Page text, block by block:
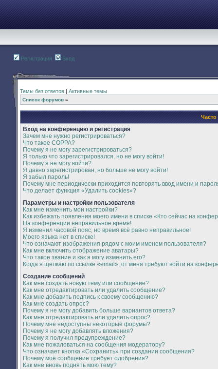
Регистрация Вход
Темы без ответов | Активные темы
Список форумов »
Вход на конференцию и регистрация
Зачем мне нужно регистрироваться?
Что такое COPPA?
Почему я не могу зарегистрироваться?
Я только что зарегистрировался, но не могу войти!
Почему я не могу войти?
Я давно зарегистрирован, но больше не могу войти!
Я забыл пароль!
Почему мне периодически приходится повторять ввод имени и
Что делает функция «Удалить cookies»?
Параметры и настройки пользователя
Как мне изменить мои настройки?
Как избежать появления моего имени в списке «Кто сейчас на
На конференции неправильное время!
Я изменил часовой пояс, но время всё равно неправильное!
Моего языка нет в списке!
Что означают изображения рядом с моим именем пользователя?
Как мне включить отображение аватары?
Что такое звание и как я могу изменить его?
Когда я щёлкаю по ссылке «email», от меня требуют войти на
Создание сообщений
Как мне создать новую тему или сообщение?
Как мне отредактировать или удалить сообщение?
Как мне добавить подпись к своему сообщению?
Как мне создать опрос?
Почему я не могу добавить больше вариантов ответа?
Как мне отредактировать или удалить опрос?
Почему мне недоступны некоторые форумы?
Почему я не могу добавлять вложения?
Почему я получил предупреждение?
Как мне пожаловаться на сообщения модератору?
Что означает кнопка «Сохранить» при создании сообщения?
Почему моё сообщение требует одобрения?
Как мне вновь поднять мою тему?